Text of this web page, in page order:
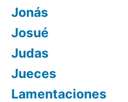
Jonás
Josué
Judas
Jueces
Lamentaciones